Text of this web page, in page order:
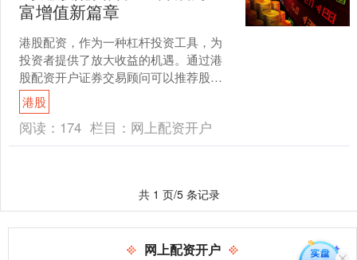
富增值新篇章
港股配资，作为一种杠杆投资工具，为
投资者提供了放大收益的机遇。通过港
股配资开户证券交易顾问可以推荐股票
吗，投资者可以利用杠杆资金，以小博
大证券交易顾问可以推荐股....
港股
阅读： 174 栏目： 网上配资开户
共 1 页/5 条记录
网上配资开户